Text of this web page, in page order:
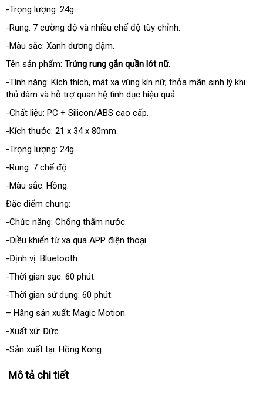
-Trọng lượng: 24g.
-Rung: 7 cường độ lừa
và nhiều chế độ tùy chỉnh.
-Màu sắc: Xanh dương đậm.
Tên sản phẩm: Trứng rung gắn quần lót nữ.
-Tính năng: Kích thíchtham
khảo
, mát xa vùng kín nữđịa
chỉ
, thỏa mãn sinh lý khi
thủ dâm bảo
hành
và hỗ trợ quan hệ tình dục hiệu quả.
-Chất liệu: PC + Silicon/ABS cao cấp.
-Kích thước: 21 x 34 x 80mm.
-Trọng lượng: 24g.
-Rung: 7 chế độ.
-Màu sắc: Hồng.
Đặc điểm chung:
-Chức năng: Chống thấm nước.
-Điều khiển từ xa qua APP điện thoại.
-Định vị: Bluetooth.
-Thời gian sạc: 60 phút.
-Thời gian sử dụng: 60 phút.
– Hãng sản xuất: Magic Motion.
-Xuất xứ: Đức.
-Sản xuất tại: Hồng Kong.
Mô tả chi tiết